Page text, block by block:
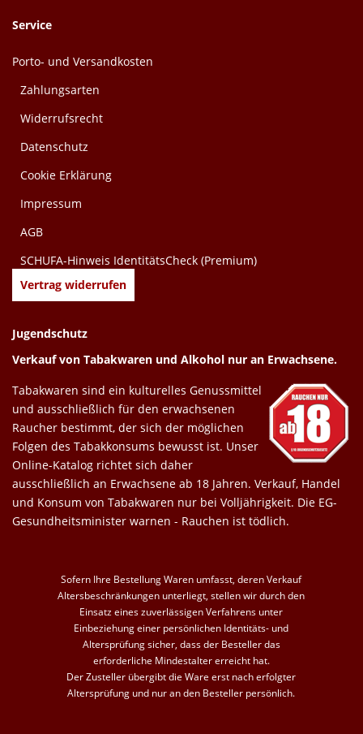
Service
Porto- und Versandkosten
Zahlungsarten
Widerrufsrecht
Datenschutz
Cookie Erklärung
Impressum
AGB
SCHUFA-Hinweis IdentitätsCheck (Premium)
Vertrag widerrufen
Jugendschutz
Verkauf von Tabakwaren und Alkohol nur an Erwachsene.
Tabakwaren sind ein kulturelles Genussmittel
und ausschließlich für den erwachsenen
Raucher bestimmt, der sich der möglichen
Folgen des Tabakkonsums bewusst ist. Unser
Online-Katalog richtet sich daher
ausschließlich an Erwachsene ab 18 Jahren. Verkauf, Handel
und Konsum von Tabakwaren nur bei Volljährigkeit. Die EG-
Gesundheitsminister warnen - Rauchen ist tödlich.
Sofern Ihre Bestellung Waren umfasst, deren Verkauf
Altersbeschränkungen unterliegt, stellen wir durch den
Einsatz eines zuverlässigen Verfahrens unter
Einbeziehung einer persönlichen Identitäts- und
Altersprüfung sicher, dass der Besteller das
erforderliche Mindestalter erreicht hat.
Der Zusteller übergibt die Ware erst nach erfolgter
Altersprüfung und nur an den Besteller persönlich.